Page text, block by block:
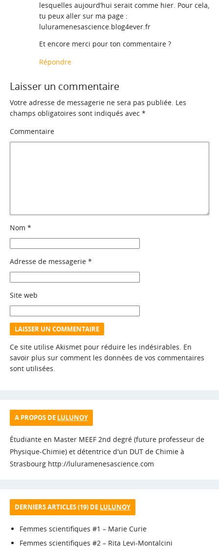
lesquelles aujourd’hui serait comme hier. Pour cela,
tu peux aller sur ma page :
luluramenesascience.blog4ever.fr
Et encore merci pour ton commentaire ?
Répondre
Laisser un commentaire
Votre adresse de messagerie ne sera pas publiée. Les
champs obligatoires sont indiqués avec *
Commentaire
Nom *
Adresse de messagerie *
Site web
Ce site utilise Akismet pour réduire les indésirables. En
savoir plus sur comment les données de vos commentaires
sont utilisées.
A PROPOS DE LULUNOY
Étudiante en Master MEEF 2nd degré (future professeur de
Physique-Chimie) et détentrice d'un DUT de Chimie à
Strasbourg http://luluramenesascience.com
DERNIERS ARTICLES (19) DE LULUNOY
Femmes scientifiques #1 – Marie Curie
Femmes scientifiques #2 – Rita Levi-Montalcini